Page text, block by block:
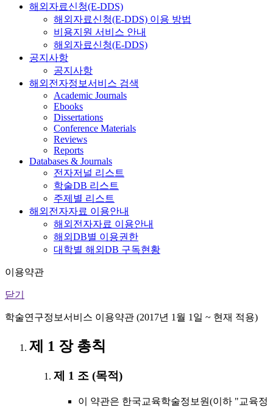
해외자료신청(E-DDS)
해외자료신청(E-DDS) 이용 방법
비용지원 서비스 안내
해외자료신청(E-DDS)
공지사항
공지사항
해외전자정보서비스 검색
Academic Journals
Ebooks
Dissertations
Conference Materials
Reviews
Reports
Databases & Journals
전자저널 리스트
학술DB 리스트
주제별 리스트
해외전자자료 이용안내
해외전자자료 이용안내
해외DB별 이용권한
대학별 해외DB 구독현황
이용약관
닫기
학술연구정보서비스 이용약관 (2017년 1월 1일 ~ 현재 적용)
제 1 장 총칙
제 1 조 (목적)
이 약관은 한국교육학술정보원(이하 "교육정